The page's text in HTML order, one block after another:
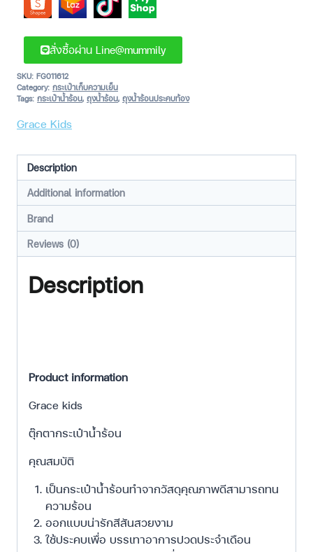
สั่งซื้อผ่าน Line@mummily
SKU: FG011612
Category: กระเป๋าเก็บความเย็น
Tags: กระเป๋าน้ำร้อน, ถุงน้ำร้อน, ถุงน้ำร้อนประคบท้อง
Grace Kids
Description
Additional information
Brand
Reviews (0)
Description
Product information
Grace kids
ตุ๊กตากระเป๋าน้ำร้อน
คุณสมบัติ
เป็นกระเป๋าน้ำร้อนทำจากวัสดุคุณภาพดีสามารถทน
ความร้อน
ออกแบบน่ารักสีสันสวยงาม
ใช้ประคบเพื่อ บรรเทาอาการปวดประจำเดือน